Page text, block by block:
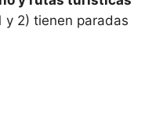
y 2) tienen paradas